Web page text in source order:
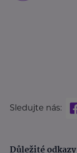
Sledujte nás:
Důležité odkazy